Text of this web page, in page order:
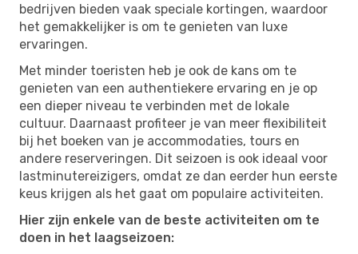
bedrijven bieden vaak speciale kortingen, waardoor
het gemakkelijker is om te genieten van luxe
ervaringen.
Met minder toeristen heb je ook de kans om te
genieten van een authentiekere ervaring en je op
een dieper niveau te verbinden met de lokale
cultuur. Daarnaast profiteer je van meer flexibiliteit
bij het boeken van je accommodaties, tours en
andere reserveringen. Dit seizoen is ook ideaal voor
lastminutereizigers, omdat ze dan eerder hun eerste
keus krijgen als het gaat om populaire activiteiten.
Hier zijn enkele van de beste activiteiten om te
doen in het laagseizoen: